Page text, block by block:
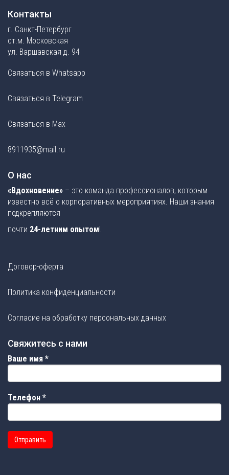
Контакты
г. Санкт-Петербург
ст.м. Московская
ул. Варшавская д. 94
Связаться в Whatsapp
Связаться в Telegram
Связаться в Max
8911935@mail.ru
О нас
«Вдохновение» – это команда профессионалов, которым
известно всё о корпоративных мероприятиях. Наши знания
подкрепляются
почти 24-летним опытом!
Договор-оферта
Политика конфиденциальности
Согласие на обработку персональных данных
Свяжитесь с нами
Ваше имя *
Телефон *
Отправить